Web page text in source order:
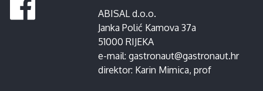
FRANKOPAN, Ogulin
GANEUM, Lovran
GOSPOJA, Vrbnik
ABISAL d.o.o.
Janka Polić Kamova 37a
51000 RIJEKA
e-mail: gastronaut@gastronaut.hr
direktor: Karin Mimica, prof